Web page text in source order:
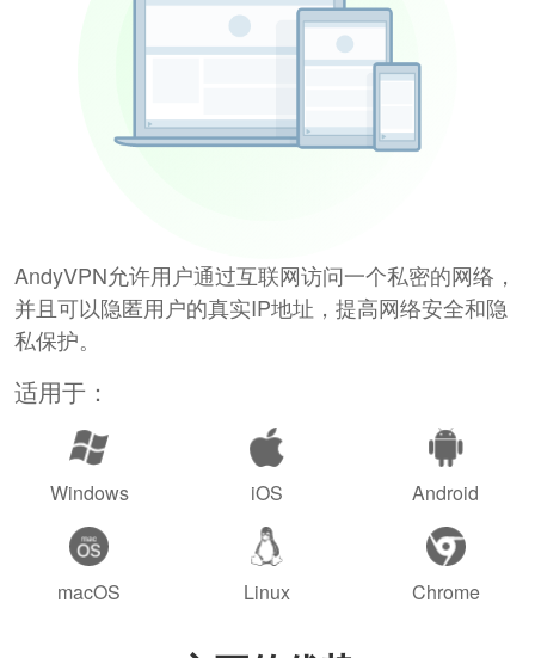
AndyVPN允许用户通过互联网访问一个私密的网络，
并且可以隐匿用户的真实IP地址，提高网络安全和隐
私保护。
适用于：
Windows iOS Android
macOS Linux Chrome